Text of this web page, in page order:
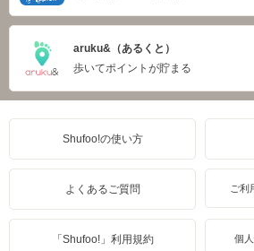
aruku&（あるくと）
歩いてポイントが貯まる
Shufoo!の使い方
よくあるご質問 ご利
「Shufoo!」利用規約 個